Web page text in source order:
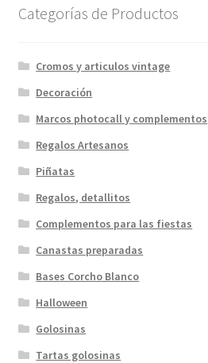
Categorías de Productos
Cromos y articulos vintage
Decoración
Marcos photocall y complementos
Regalos Artesanos
Piñatas
Regalos, detallitos
Complementos para las fiestas
Canastas preparadas
Bases Corcho Blanco
Halloween
Golosinas
Tartas golosinas